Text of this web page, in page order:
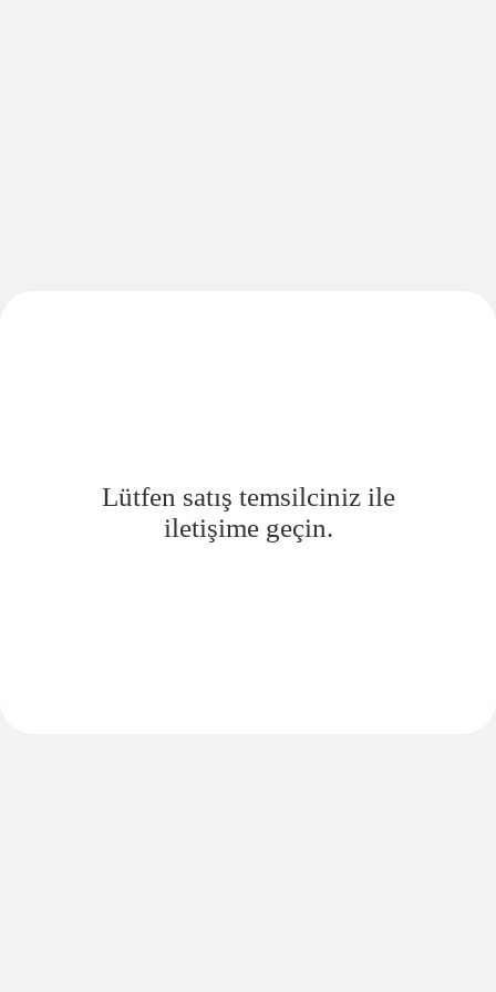
Lütfen satış temsilciniz ile
iletişime geçin.